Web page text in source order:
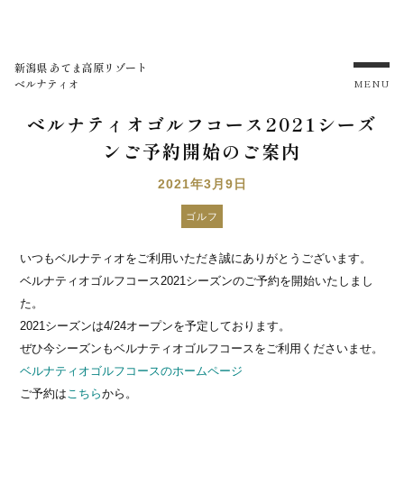
新潟県 あてま高原リゾート
ベルナティオ
MENU
ベルナティオゴルフコース2021シーズ
ンご予約開始のご案内
2021年3月9日
ゴルフ
いつもベルナティオをご利用いただき誠にありがとうございます。
ベルナティオゴルフコース2021シーズンのご予約を開始いたしまし
た。
2021シーズンは4/24オープンを予定しております。
ぜひ今シーズンもベルナティオゴルフコースをご利用くださいませ。
ベルナティオゴルフコースのホームページ
ご予約は こちらから。